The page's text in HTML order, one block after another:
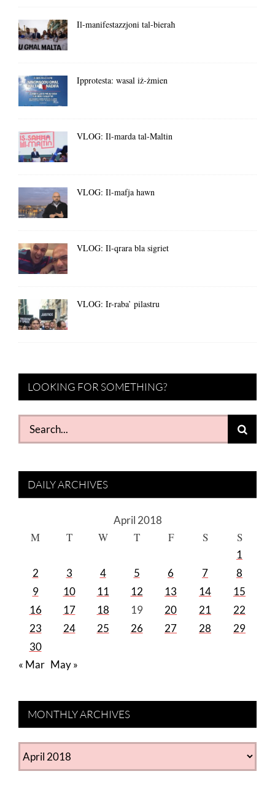
Il-manifestazzjoni tal-bieraħ
Ipprotesta: wasal iż-żmien
VLOG: Il-marda tal-Maltin
VLOG: Il-mafja hawn
VLOG: Il-qrara bla sigriet
VLOG: Ir-raba’ pilastru
LOOKING FOR SOMETHING?
Search
for:
DAILY ARCHIVES
April 2018
M T W T F S S
1
2
3 4 5 6 7
8
9
10 11 12 13 14
15
16
17 18 19 20 21
22
23
24 25 26 27 28
29
30
« Mar May »
MONTHLY ARCHIVES
MONTHLY
ARCHIVES